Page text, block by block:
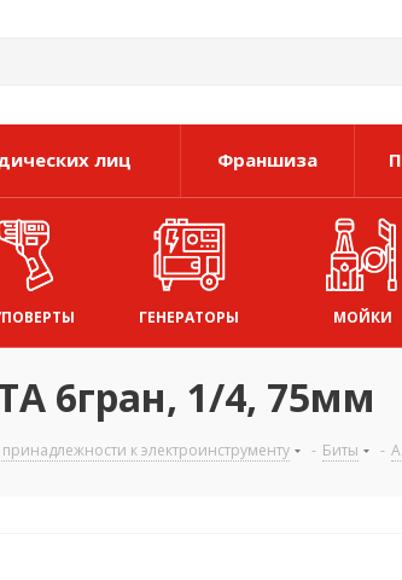
лиц Франшиза
ГЕНЕРАТОРЫ МОЙКИ
6гран, 1/4, 75мм
к электроинструменту - Биты -